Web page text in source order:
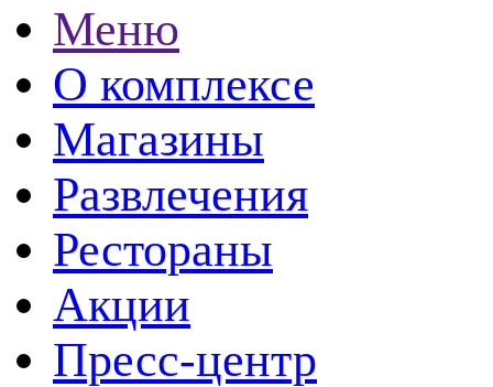
Меню
О комплексе
Магазины
Развлечения
Рестораны
Акции
Пресс-центр